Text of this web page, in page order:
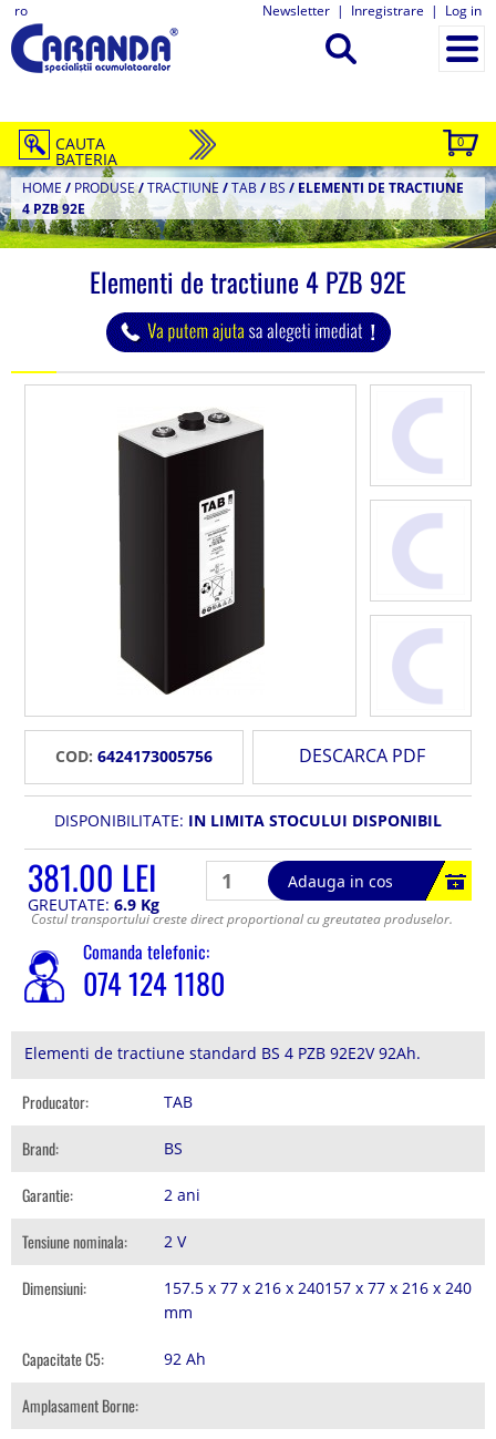
ro Newsletter | Inregistrare | Log in
0
CAUTA
BATERIA
HOME / PRODUSE/TRACTIUNE /TAB / BS / ELEMENTI DE TRACTIUNE
4 PZB 92E
Elementi de tractiune 4 PZB 92E
COD: 6424173005756 DESCARCA PDF
DISPONIBILITATE: IN LIMITA STOCULUI DISPONIBIL
381.00 LEI
Adauga in cos
GREUTATE: 6.9 Kg
Costul transportului creste direct proportional cu greutatea produselor.
Comanda telefonic:
074 124 1180
Elementi de tractiune standard BS 4 PZB 92E2V 92Ah.
Producator: TAB
Brand: BS
Garantie: 2 ani
Tensiune nominala: 2 V
Dimensiuni:
157.5 x 77 x 216 x 240157 x 77 x 216 x 240
mm
Capacitate C5: 92 Ah
Amplasament Borne: